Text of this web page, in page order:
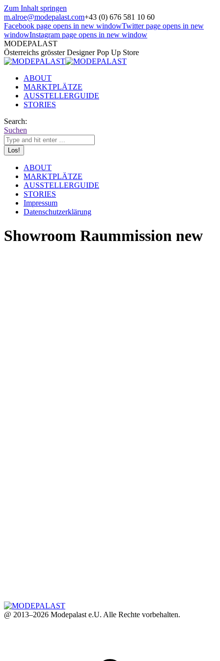
Zum Inhalt springen
m.alroe@modepalast.com+43 (0) 676 581 10 60
Facebook page opens in new windowTwitter page opens in new
windowInstagram page opens in new window
MODEPALAST
Österreichs grösster Designer Pop Up Store
ABOUT
MARKTPLÄTZE
AUSSTELLERGUIDE
STORIES
Search:
Suchen
ABOUT
MARKTPLÄTZE
AUSSTELLERGUIDE
STORIES
Impressum
Datenschutzerklärung
Showroom Raummission new
@ 2013–2026 Modepalast e.U. Alle Rechte vorbehalten.